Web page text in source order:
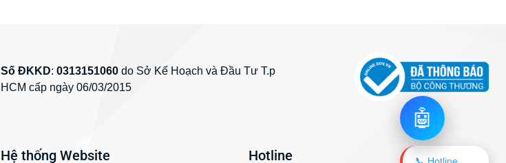
Số ĐKKD:0313151060 do Sở Kế Hoạch và Đầu Tư T.p
HCM cấp ngày 06/03/2015
Hệ thống Website Hotline
🤖